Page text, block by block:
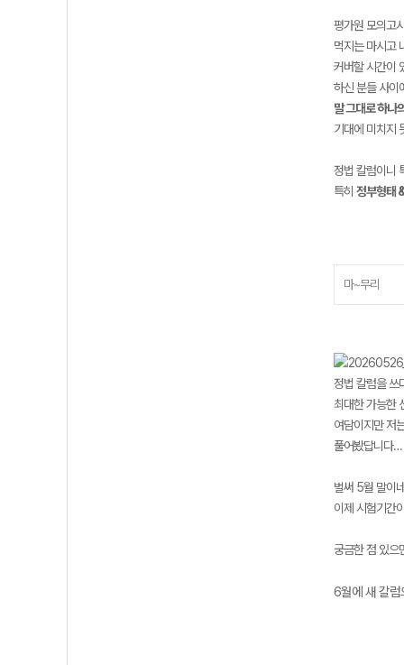
평가원 모의고
먹지는 마시고
커버할 시간이
하신 분들 사이
말 그대로 하나
기대에 미치지
정법 칼럼이니
특히 정부형태
마~무리
정법 칼럼을 쓰
최대한 가능한
여담이지만 저
풀어봤답니다…
벌써 5월 말이
이제 시험기간
궁금한 점 있으
6월에 새 칼럼